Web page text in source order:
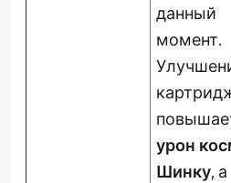
данный
момент.
урон
Шинку, а